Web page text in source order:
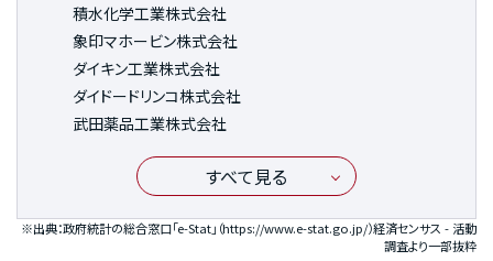
積水化学工業株式会社
象印マホービン株式会社
ダイキン工業株式会社
ダイドードリンコ株式会社
武田薬品工業株式会社
すべて見る
※出典：政府統計の総合窓口「e-Stat」（https://www.e-stat.go.jp/）経済センサス - 活動
調査より一部抜粋